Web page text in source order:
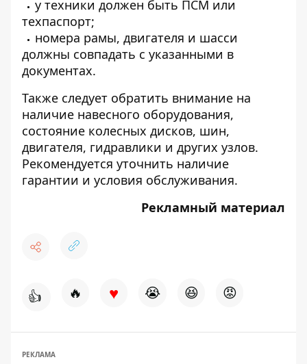
у техники должен быть ПСМ или
техпаспорт;
номера рамы, двигателя и шасси
должны совпадать с указанными в
документах.
Также следует обратить внимание на
наличие навесного оборудования,
состояние колесных дисков, шин,
двигателя, гидравлики и других узлов.
Рекомендуется уточнить наличие
гарантии и условия обслуживания.
Рекламный материал
👍 🔥 ♥ 😭 😆 😡
РЕКЛАМА